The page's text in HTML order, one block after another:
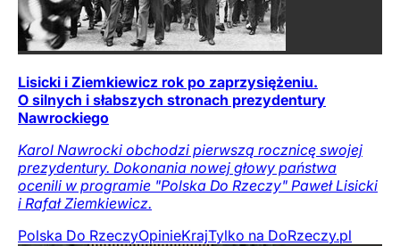
Lisicki i Ziemkiewicz rok po zaprzysiężeniu.
O silnych i słabszych stronach prezydentury
Nawrockiego
Karol Nawrocki obchodzi pierwszą rocznicę swojej
prezydentury. Dokonania nowej głowy państwa
ocenili w programie "Polska Do Rzeczy" Paweł Lisicki
i Rafał Ziemkiewicz.
Polska Do RzeczyOpinieKrajTylko na DoRzeczy.pl